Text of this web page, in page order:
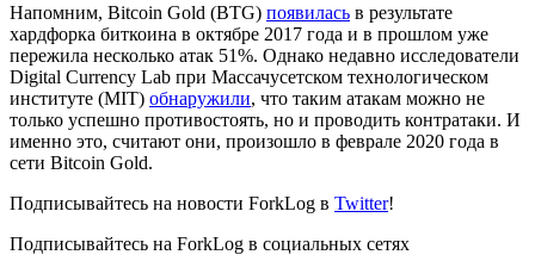
Напомним, Bitcoin Gold (BTG) появилась в результате
хардфорка биткоина в октябре 2017 года и в прошлом уже
пережила несколько атак 51%. Однако недавно исследователи
Digital Currency Lab при Массачусетском технологическом
институте (MIT) обнаружили, что таким атакам можно не
только успешно противостоять, но и проводить контратаки. И
именно это, считают они, произошло в феврале 2020 года в
сети Bitcoin Gold.
Подписывайтесь на новости ForkLog в Twitter!
Подписывайтесь на ForkLog в социальных сетях